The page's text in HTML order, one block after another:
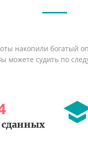
накопили богатый
можете судить по